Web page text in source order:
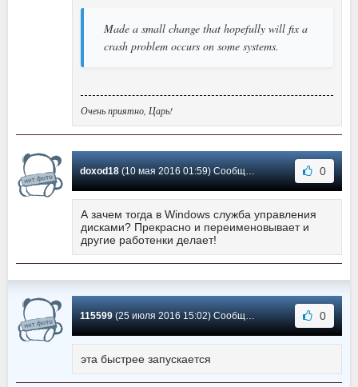
Made a small change that hopefully will fix a
crash problem occurs on some systems.
Очень приятно, Царь!
doxod18(10 мая 2016 01:59) Сообщение #9 0
А зачем тогда в Windows служба управления
дисками? Прекрасно и переименовывает и
другие работенки делает!
115599(25 июля 2016 15:02) Сообщение #8 0
эта быстрее запускается